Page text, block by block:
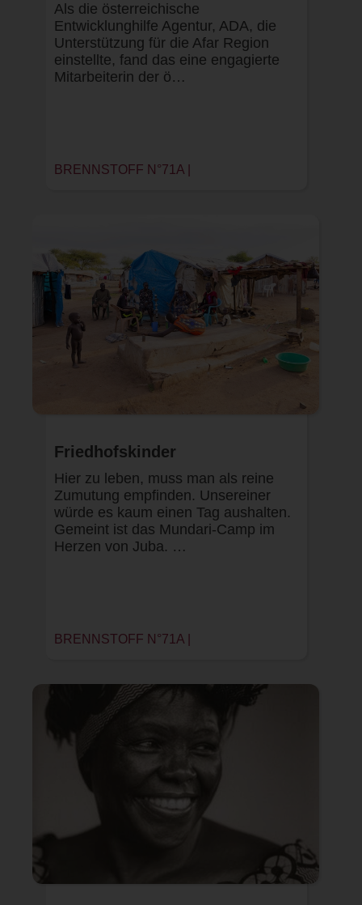
Als die österreichische
Entwicklunghilfe Agentur, ADA, die
Unterstützung für die Afar Region
einstellte, fand das eine engagierte
Mitarbeiterin der ö…
BRENNSTOFF N°71A |
Friedhofskinder
Hier zu leben, muss man als reine
Zumutung empfinden. Unsereiner
würde es kaum einen Tag aushalten.
Gemeint ist das Mundari-Camp im
Herzen von Juba. …
BRENNSTOFF N°71A |